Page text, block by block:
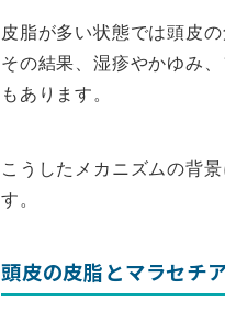
皮脂が多い状態では頭皮
その結果、湿疹やかゆみ
もあります。
こうしたメカニズムの背
す。
頭皮の皮脂とマラセチ